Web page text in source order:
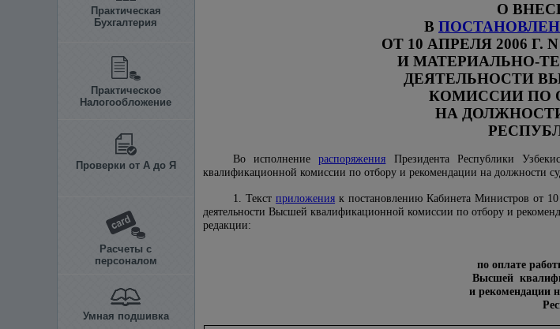
Практическая
Бухгалтерия
Практическое
Налогообложение
Проверки от А до Я
Расчеты с
персоналом
Умная подшивка
О
В
ОТ 10 АПРЕЛЯ 2006
И МАТЕРИАЛЬНО-
ДЕЯТЕЛЬНОСТИ
КОМИССИИ ПО
НА
Во исполнениераспоряжения Президента Республики
квалификационной комиссии по отбору и рекомендации на должности
1. Текстприложения к постановлению Кабинета Министров от
деятельности Высшей квалификационной комиссии по отбору и
редакции:
по оплате
Высшей
и рекомендации